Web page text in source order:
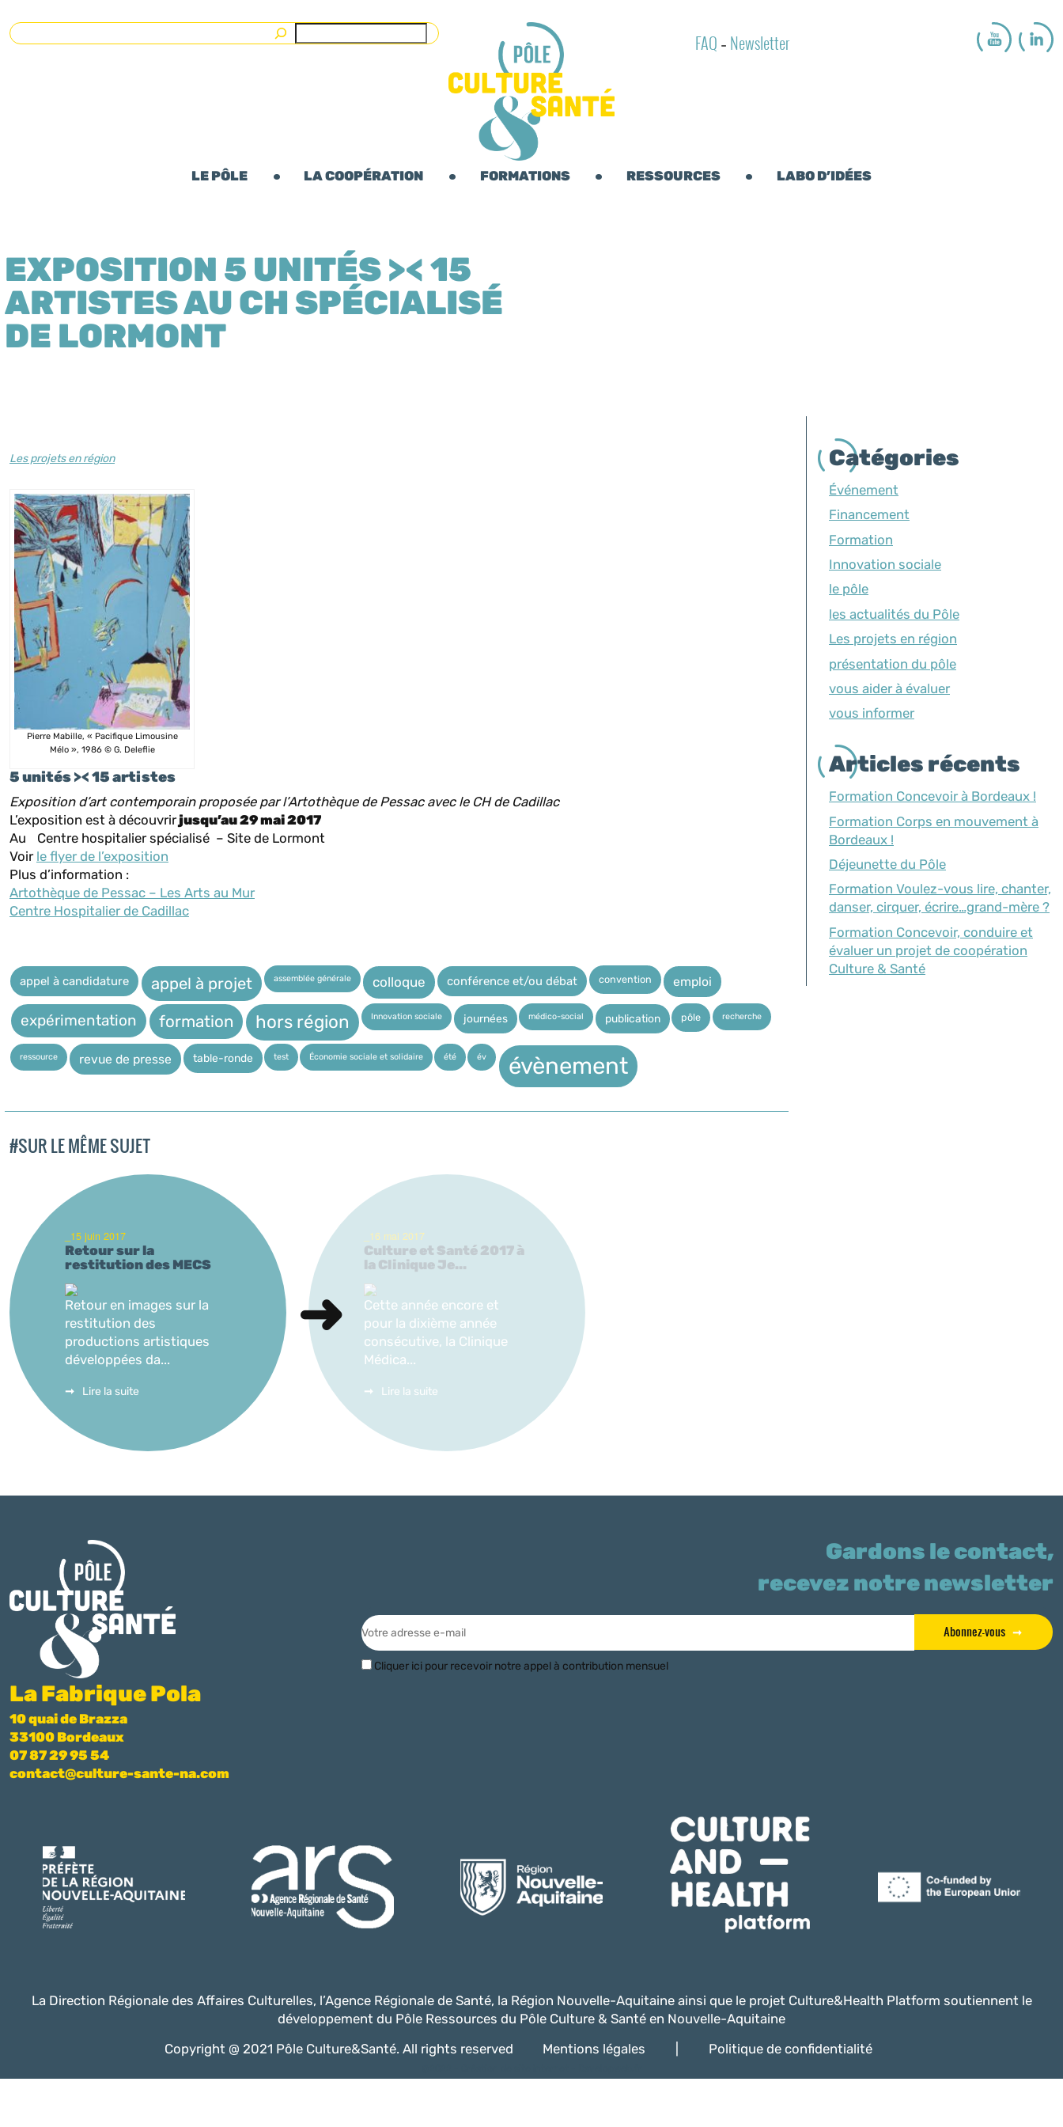
Rechercher FAQ - Newsletter
LE PÔLE LA COOPÉRATION FORMATIONS RESSOURCES LABO D’IDÉES
EXPOSITION 5 UNITÉS >< 15
ARTISTES AU CH SPÉCIALISÉ
DE LORMONT
Les projets en région
Pierre Mabille, « Pacifique Limousine
Mélo », 1986 © G. Deleflie
5 unités >< 15 artistes
Exposition d’art contemporain proposée par l’Artothèque de Pessac avec le CH de Cadillac
L’exposition est à découvrirjusqu’au 29 mai 2017
Au Centre hospitalier spécialisé – Site de Lormont
Voir le flyer de l’exposition
Plus d’information :
Artothèque de Pessac – Les Arts au Mur
Centre Hospitalier de Cadillac
appel à candidature appel à projet assemblée générale colloque conférence et/ou débat convention emploi
expérimentation formation hors région Innovation sociale journées médico-social publication pôle recherche
ressource revue de presse table-ronde test Économie sociale et solidaire été év évènement
#SUR LE MÊME SUJET
_15 juin 2017
Retour sur la
restitution des MECS
Retour en images sur la
restitution des
productions artistiques
développées da...
Lire la suite
_16 mai 2017
Culture et Santé 2017 à
la Clinique Je...
Cette année encore et
pour la dixième année
consécutive, la Clinique
Médica...
Lire la suite
Catégories
Événement
Financement
Formation
Innovation sociale
le pôle
les actualités du Pôle
Les projets en région
présentation du pôle
vous aider à évaluer
vous informer
Articles récents
Formation Concevoir à Bordeaux !
Formation Corps en mouvement à
Bordeaux !
Déjeunette du Pôle
Formation Voulez-vous lire, chanter,
danser, cirquer, écrire…grand-mère ?
Formation Concevoir, conduire et
évaluer un projet de coopération
Culture & Santé
La Fabrique Pola
10 quai de Brazza
33100 Bordeaux
07 87 29 95 54
contact@culture-sante-na.com
Gardons le contact,
recevez notre newsletter
Abonnez-vous
Cliquer ici pour recevoir notre appel à contribution mensuel
La Direction Régionale des Affaires Culturelles, l’Agence Régionale de Santé, la Région Nouvelle-Aquitaine ainsi que le projet Culture&Health Platform soutiennent le
développement du Pôle Ressources du Pôle Culture & Santé en Nouvelle-Aquitaine
Copyright @ 2021 Pôle Culture&Santé. All rights reserved
Mentions légales Politique de confidentialité